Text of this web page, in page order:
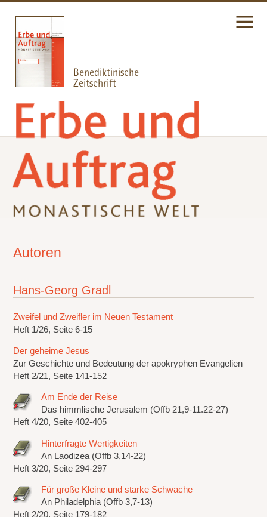
Autoren
Hans-Georg Gradl
Zweifel und Zweifler im Neuen Testament
Heft 1/26, Seite 6-15
Der geheime Jesus
Zur Geschichte und Bedeutung der apokryphen Evangelien
Heft 2/21, Seite 141-152
Am Ende der Reise
Das himmlische Jerusalem (Offb 21,9-11.22-27)
Heft 4/20, Seite 402-405
Hinterfragte Wertigkeiten
An Laodizea (Offb 3,14-22)
Heft 3/20, Seite 294-297
Für große Kleine und starke Schwache
An Philadelphia (Offb 3,7-13)
Heft 2/20, Seite 179-182